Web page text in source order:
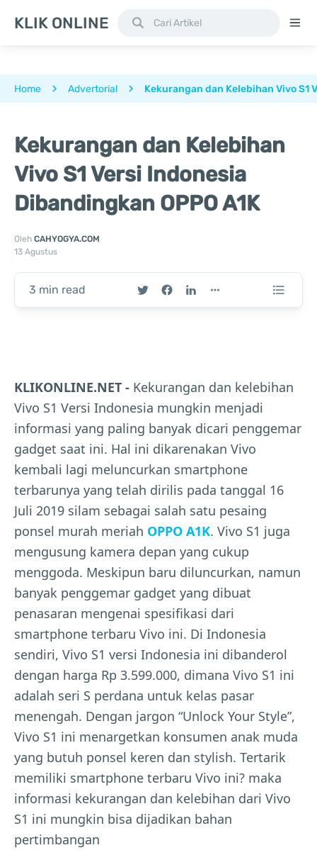
KLIK ONLINE
Home Advertorial Kekurangan dan Kelebihan Vivo S1
Kekurangan dan Kelebihan
Vivo S1 Versi Indonesia
Dibandingkan OPPO A1K
Oleh CAHYOGYA.COM
13 Agustus
3 min read
KLIKONLINE.NET - Kekurangan dan kelebihan
Vivo S1 Versi Indonesia mungkin menjadi
informasi yang paling banyak dicari penggemar
gadget saat ini. Hal ini dikarenakan Vivo
kembali lagi meluncurkan smartphone
terbarunya yang telah dirilis pada tanggal 16
Juli 2019 silam sebagai salah satu pesaing
ponsel murah meriah OPPO A1K. Vivo S1 juga
mengusung kamera depan yang cukup
menggoda. Meskipun baru diluncurkan, namun
banyak penggemar gadget yang dibuat
penasaran mengenai spesifikasi dari
smartphone terbaru Vivo ini. Di Indonesia
sendiri, Vivo S1 versi Indonesia ini dibanderol
dengan harga Rp 3.599.000, dimana Vivo S1 ini
adalah seri S perdana untuk kelas pasar
menengah. Dengan jargon “Unlock Your Style”,
Vivo S1 ini menargetkan konsumen anak muda
yang butuh ponsel keren dan stylish. Tertarik
memiliki smartphone terbaru Vivo ini? maka
informasi kekurangan dan kelebihan dari Vivo
S1 ini mungkin bisa dijadikan bahan
pertimbangan